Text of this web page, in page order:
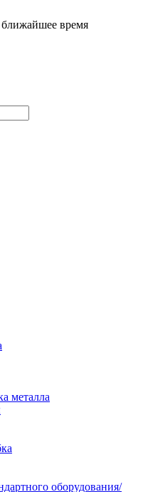
время
металла
оборудования/